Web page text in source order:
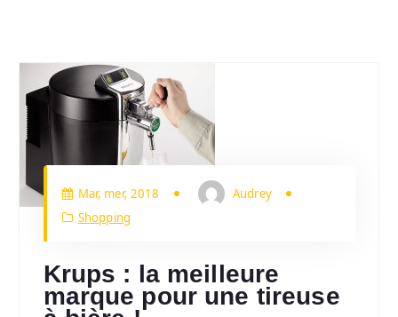
Mar, mer, 2018
Audrey
Shopping
Krups : la meilleure
marque pour une tireuse